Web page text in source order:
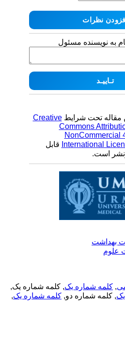
به نویسنده مسئول
مقاله تحت شرایطCreative
Commons
Internationalقابل
است.
بهداشت
, کلمه شماره یک, کلمه شماره یک,
, کلمه شماره دو,کلمه شماره یک,